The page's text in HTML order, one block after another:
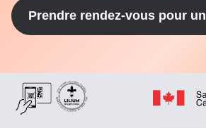
Prendre rendez-vous pour un